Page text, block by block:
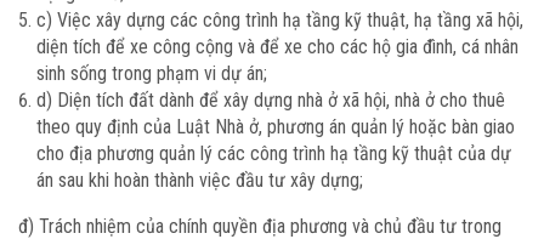
c) Việc xây dựng các công trình hạ tầng kỹ thuật, hạ tầng xã hội,
diện tích để xe công cộng và để xe cho các hộ gia đình, cá nhân
sinh sống trong phạm vi dự án;
d) Diện tích đất dành để xây dựng nhà ở xã hội, nhà ở cho thuê
theo quy định của Luật Nhà ở, phương án quản lý hoặc bàn giao
cho địa phương quản lý các công trình hạ tầng kỹ thuật của dự
án sau khi hoàn thành việc đầu tư xây dựng;
đ) Trách nhiệm của chính quyền địa phương và chủ đầu tư trong